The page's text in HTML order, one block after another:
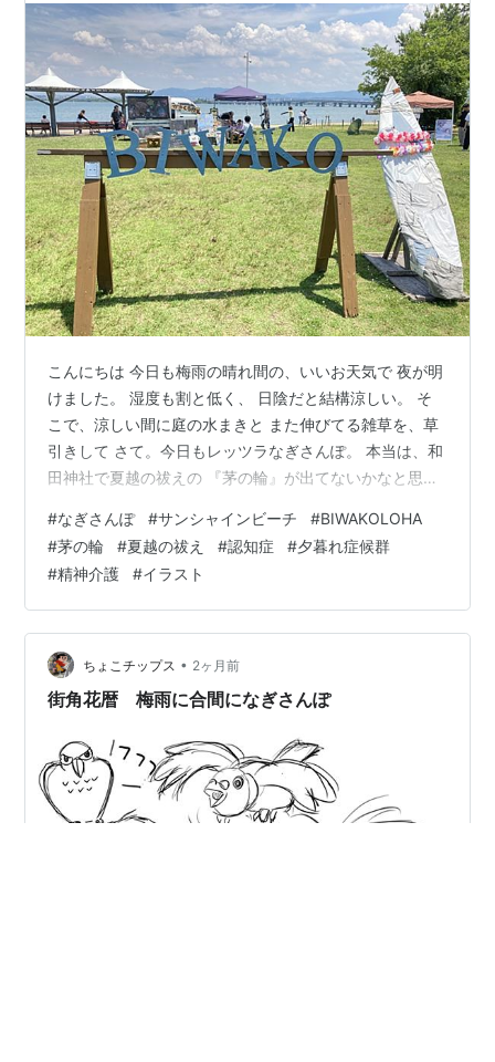
こんにちは 今日も梅雨の晴れ間の、いいお天気で 夜が明
けました。 湿度も割と低く、 日陰だと結構涼しい。 そ
こで、涼しい間に庭の水まきと また伸びてる雑草を、草
引きして さて。今日もレッツラなぎさんぽ。 本当は、和
田神社で夏越の祓えの 『茅の輪』が出てないかなと思っ
まなぎさんぽへ戻ります。 因みにこれが、昨年の和田神
社の茅の輪↓ あたしの氏神様では、茅の輪は出されない
ので 毎年 和田神社にお邪魔させて頂いてます 今年も出
されたら、お邪魔して 『八の字ダンス』しなくっちゃ。
さて、コースを戻って、なぎさんぽ。 おや？由美が浜
（サンシャインビー…
#なぎさんぽ #サンシャインビーチ #BIWAKOLOHA
#茅の輪 #夏越の祓え #認知症 #夕暮れ症候群
#精神介護 #イラスト
ちょこチップス • 2ヶ月前
街角花暦 梅雨に合間になぎさんぽ